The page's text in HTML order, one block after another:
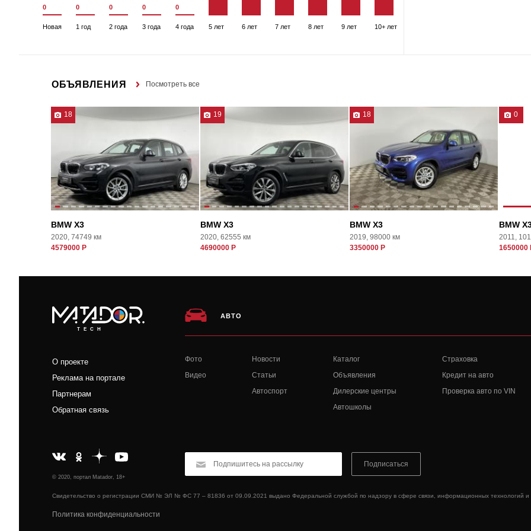
0
Новая
0
1 год
0
2 года
0
3 года
0
4 года 5 лет 6 лет 7 лет 8 лет 9 лет 10+ лет
ОБЪЯВЛЕНИЯ Посмотреть все
18
BMW X3
2020, 74749 км
4579000 Р
19
BMW X3
2020, 62555 км
4690000 Р
18
BMW X3
2019, 98000 км
3350000 Р
0
BMW
2011,
1650000
TECH
О проекте
Реклама на портале
Партнерам
Обратная связь
АВТО
Фото
Видео
Новости
Статьи
Автоспорт
Каталог
Объявления
Дилерские центры
Автошколы
Страховка
Кредит на авто
Проверка авто по VIN
© 2020, портал Matador, 18+
Свидетельство о регистрации СМИ № ЭЛ № ФС 77 – 81836 от 09.09.2021 выдано Федеральной службой по надзору в сфере связи, информационных технологий и
Политика конфиденциальности
Подписаться